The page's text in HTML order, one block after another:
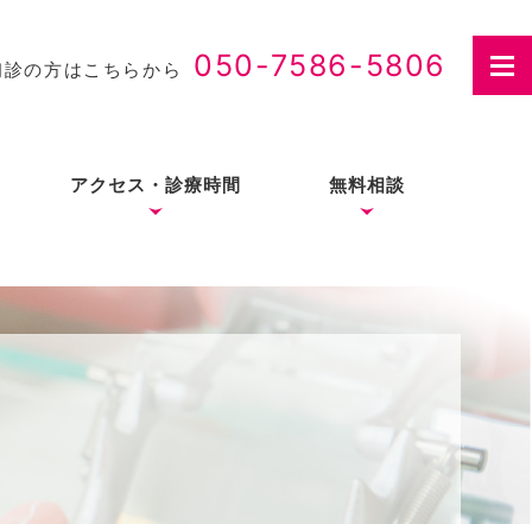
診の方はこちらから 050-7586-5806
アクセス・診療時間 無料相談